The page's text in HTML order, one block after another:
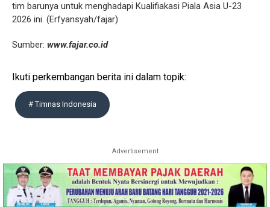
tim barunya untuk menghadapi Kualifiakasi Piala Asia U-23
2026 ini. (Erfyansyah/fajar)
Sumber: www.fajar.co.id
Ikuti perkembangan berita ini dalam topik:
# Timnas Indonesia
Advertisement